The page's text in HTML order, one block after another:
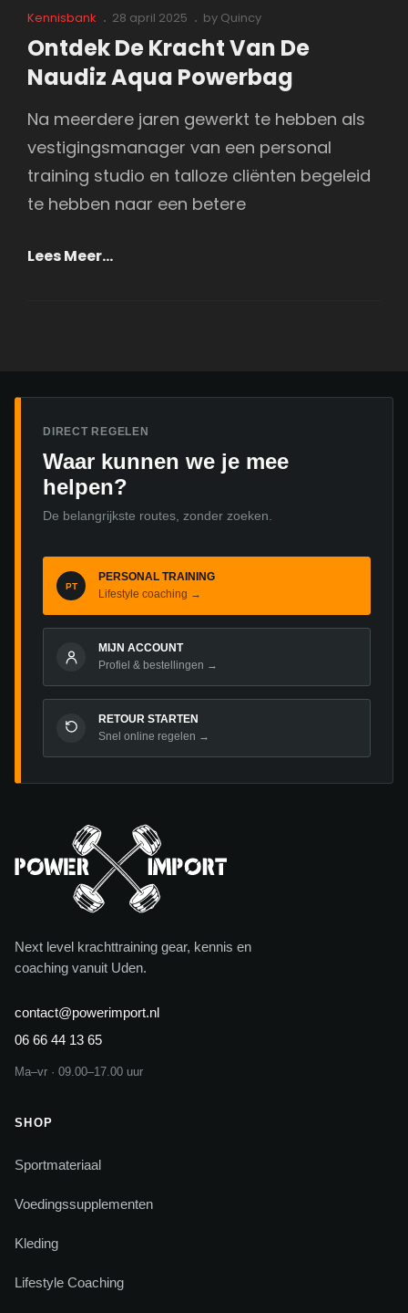
Cat
Links
Kennisbank
Posted
on
28 april 2025 by Quincy
Ontdek De Kracht Van De
Naudiz Aqua Powerbag
Na meerdere jaren gewerkt te hebben als
vestigingsmanager van een personal
training studio en talloze cliënten begeleid
te hebben naar een betere
Lees Meer…Ontdek
Powerbag
DIRECT REGELEN
Waar kunnen we je mee
helpen?
De belangrijkste routes, zonder zoeken.
PT
PERSONAL TRAINING
Lifestyle coaching →
MIJN ACCOUNT
Profiel & bestellingen →
RETOUR STARTEN
Snel online regelen →
Next level krachttraining gear, kennis en
coaching vanuit Uden.
contact@powerimport.nl
06 66 44 13 65
Ma–vr · 09.00–17.00 uur
SHOP
Sportmateriaal
Voedingssupplementen
Kleding
Lifestyle Coaching